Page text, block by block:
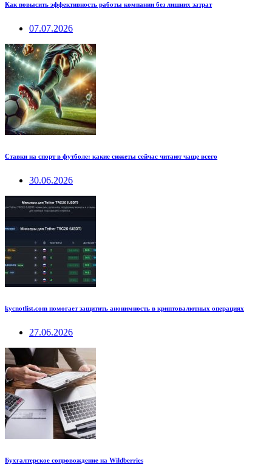
Как повысить эффективность работы компании без лишних затрат
07.07.2026
Ставки на спорт в футболе: какие сюжеты сейчас читают чаще всего
30.06.2026
kycnotlist.com помогает защитить анонимность в криптовалютных операциях
27.06.2026
Бухгалтерское сопровождение на Wildberries